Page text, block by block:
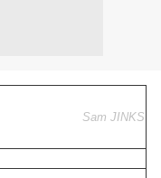
Sam JINKS